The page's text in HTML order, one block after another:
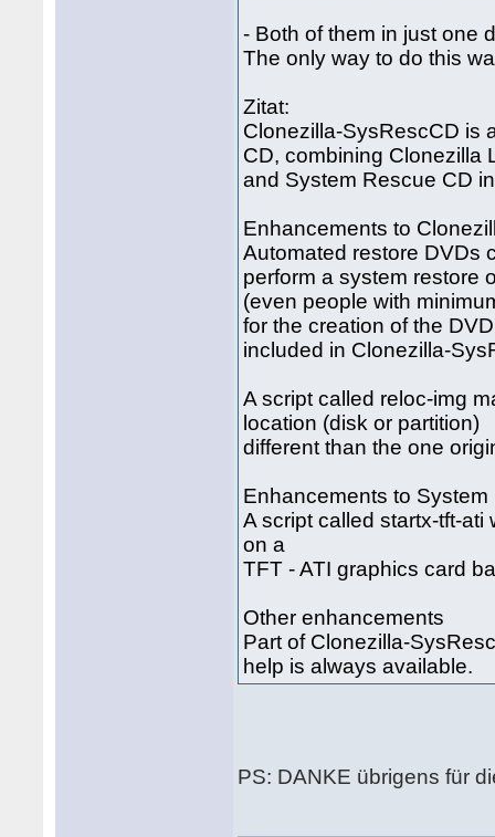
- Both of them in just one
The only way to do this
Zitat:
Clonezilla-SysRescCD is
CD, combining Clonezilla
and System Rescue CD
Enhancements to
Automated restore DVDs
perform a system restore
(even people with
for the creation of the
included in Clonezilla-
A script called reloc-img
location (disk or partition)
different than the one
Enhancements to
A script called startx-tft-
on a
TFT - ATI graphics card
Other enhancements
Part of Clonezilla-
help is always available.
PS: DANKE übrigens für